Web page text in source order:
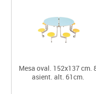
Mesa oval. 152x137 cm.
asient. alt. 61cm.